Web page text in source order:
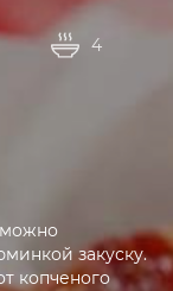
4
можно
закуску.
копченого